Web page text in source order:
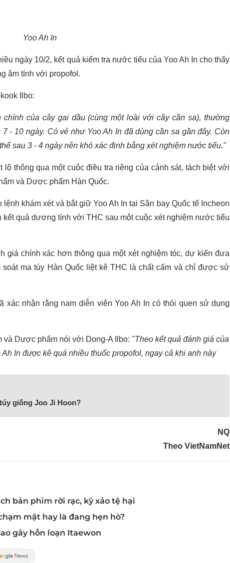
Yoo Ah In
ngày 10/2, kết quả kiểm tra nước tiểu của Yoo Ah In cho thấy
âm tính với propofol.
Ilbo:
chính của cây gai dầu (cùng một loài với cây cần sa), thường
- 10 ngày. Có vẻ như Yoo Ah In đã dùng cần sa gần đây. Còn
sau 3 - 4 ngày nên khó xác định bằng xét nghiệm nước tiểu."
thông qua một cuộc điều tra riêng của cảnh sát, tách biệt với
và Dược phẩm Hàn Quốc.
khám xét và bắt giữ Yoo Ah In tại Sân bay Quốc tế Incheon
kết quả dương tính với THC sau một cuộc xét nghiệm nước tiểu
giá chính xác hơn thông qua một xét nghiệm tóc, dự kiến đưa
ma túy Hàn Quốc liệt kê THC là chất cấm và chỉ được sử
xác nhận rằng nam diễn viên Yoo Ah In có thói quen sử dụng
và Dược phẩm nói với Dong-A Ilbo: "Theo kết quả đánh giá của
In được kê quá nhiều thuốc propofol, ngay cả khi anh này
giống Joo Ji Hoon?
NQ
Theo VietNamNet
bản phim rời rạc, kỹ xảo tệ hại
mặt hay là đang hẹn hò?
gây hỗn loạn Itaewon